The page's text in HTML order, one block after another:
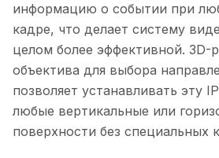
информацию о событии при
кадре, что делает систему
целом более эффективной. 3D-
объектива для выбора
позволяет устанавливать эту
любые вертикальные или
поверхности без специальных